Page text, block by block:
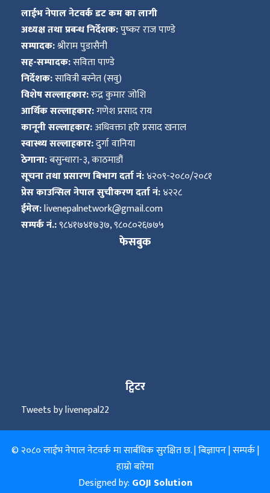
लाईभ नेपाल नेटवर्क डट कम का लागी
अध्यक्ष तथा प्रबन्ध निर्देशक:पुष्कर राज पाण्डे
सम्पादक:श्रीराम पुडासैनी
सह-सम्पादक:सविता पाण्डे
निर्देशक:सावित्री बस्नेत (सवु)
विशेष सल्लाहकार:रुद्र कुमार जोशि
आर्थिक सल्लाहकार:गणेश प्रसाद राय
कानूनी सल्लाहकार:अधिवक्ता हरि प्रसाद खनाल
स्वास्थ्य सल्लाहकार:दुर्गा वानिया
ठेगाना:बसुन्धारा-३, काठमाडौं
सूचना तथा प्रसारण बिभाग दर्ता नं:४२०९-२०८०/२०८१
प्रेस काउन्सिल नेपाल सुचीकरण दर्ता नं:४२२८
ईमेल:livenepalnetwork@gmail.com
सम्पर्क नं.:९८४१७४१७३७, ९८०८०२६७७५
फेसबुक
ट्विटर
Tweets by livenepal22
© २०८० लाईभ नेपाल नेटवर्क मा सार्बधिक सुरक्षित छ. |बिज्ञापन|सम्पर्क|
हाम्रो बारेमा
Designed by: GOJI Solution